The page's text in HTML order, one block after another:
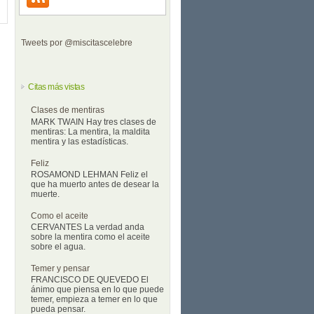
Tweets por @miscitascelebre
Citas más vistas
Clases de mentiras
MARK TWAIN Hay tres clases de
mentiras: La mentira, la maldita
mentira y las estadísticas.
Feliz
ROSAMOND LEHMAN Feliz el
que ha muerto antes de desear la
muerte.
Como el aceite
CERVANTES La verdad anda
sobre la mentira como el aceite
sobre el agua.
Temer y pensar
FRANCISCO DE QUEVEDO El
ánimo que piensa en lo que puede
temer, empieza a temer en lo que
pueda pensar.